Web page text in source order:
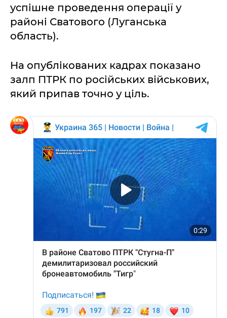
успішне проведення операції у
районі Сватового (Луганська
область).
На опублікованих кадрах показано
залп ПТРК по російських військових,
який припав точно у ціль.